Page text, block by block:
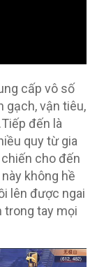
cấp vô số
gạch, vận tiêu,
đến là
quy từ gia
cho đến
không hề
lên được ngai
trong tay mọi